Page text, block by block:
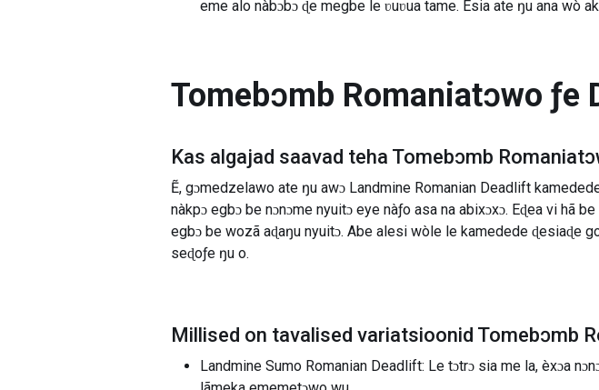
eme alo nàbɔbɔ ɖe megbe le ʋuʋua tame. Esia ate ŋu ana wò
Tomebɔmb Romaniatɔwo ƒe
Kas algajad saavad teha Tomebɔmb
Ẽ, gɔmedzelawo ate ŋu awɔ Landmine Romanian Deadlift
nàkpɔ egbɔ be nɔnɔme nyuitɔ eye nàƒo asa na abixɔxɔ. Eɖea vi hã
egbɔ be wozã aɖaŋu nyuitɔ. Abe alesi wòle le kamedede ɖesiaɖe
seɖoƒe ŋu o.
Millised on tavalised variatsioonid Tomebɔmb
Landmine Sumo Romanian Deadlift: Le tɔtrɔ sia me la, èxɔa